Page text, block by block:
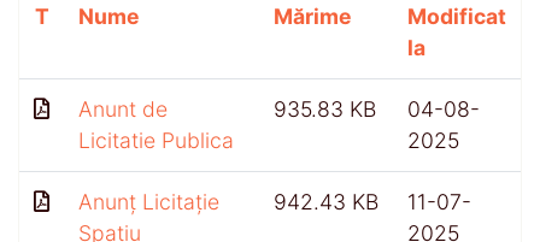
T Nume Mărime
Modificat
la
Anunt de
Licitatie Publica
935.83 KB
04-08-
2025
Anunț Licitație
Spatiu
942.43 KB
11-07-
2025